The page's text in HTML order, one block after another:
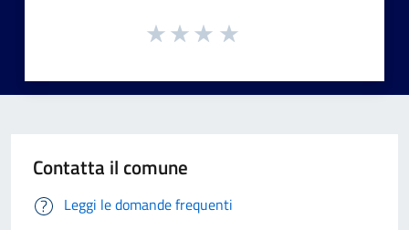
Contatta il comune
Leggi le domande frequenti